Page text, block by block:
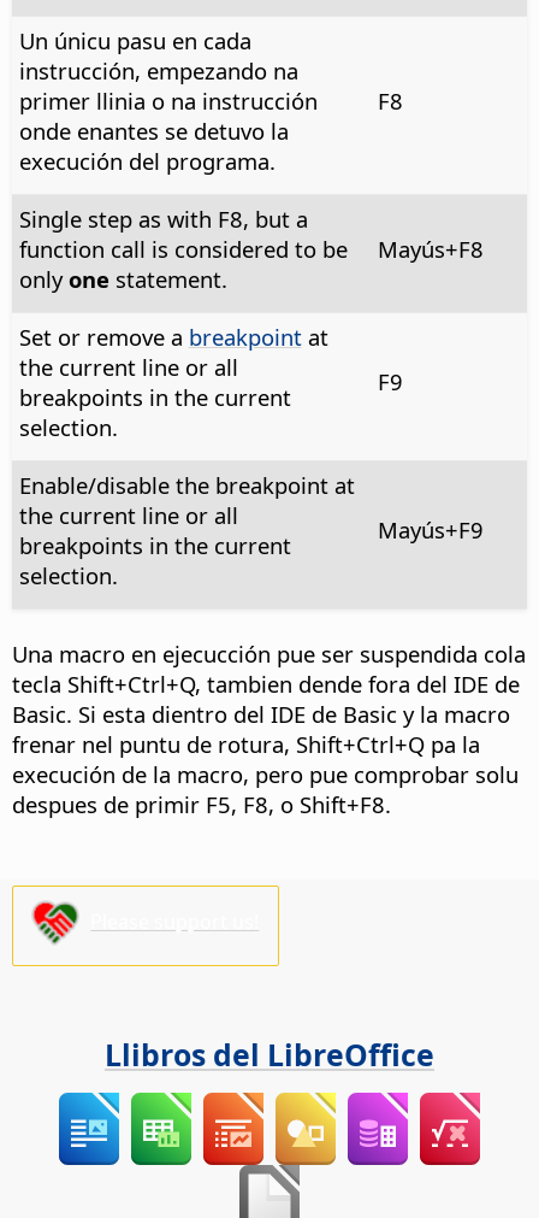
Un únicu pasu en cada
instrucción, empezando na
primer llinia o na instrucción
onde enantes se detuvo la
execución del programa.
F8
Single step as with F8, but a
function call is considered to be
onlyone statement.
Mayús+F8
Set or remove a breakpointat
the current line or all
breakpoints in the current
selection.
F9
Enable/disable the breakpoint at
the current line or all
breakpoints in the current
selection.
Mayús+F9
Una macro en ejecucción pue ser suspendida cola
tecla Shift+Ctrl+Q, tambien dende fora del IDE de
Basic. Si esta dientro del IDE de Basic y la macro
frenar nel puntu de rotura, Shift+Ctrl+Q pa la
execución de la macro, pero pue comprobar solu
despues de primir F5, F8, o Shift+F8.
Llibros del LibreOffice